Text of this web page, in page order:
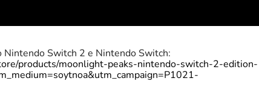
Nintendo Switch 2 e Nintendo Switch:
products/moonlight-peaks-nintendo-switch-2-edition-